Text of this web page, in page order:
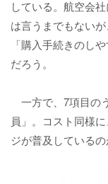
している。航空会
は言うまでもない
「購入手続きのし
だろう。
一方で、7項目の
員」。コスト同様
ジが普及しているの